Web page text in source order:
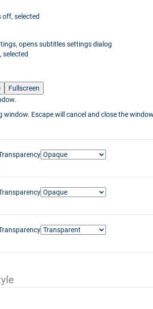
off, selected
, opens subtitles settings dialog
, selected
Fullscreen
window. Escape will cancel and close the